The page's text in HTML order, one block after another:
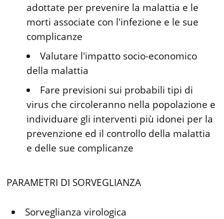
adottate per prevenire la malattia e le
morti associate con l'infezione e le sue
complicanze
Valutare l'impatto socio-economico
della malattia
Fare previsioni sui probabili tipi di
virus che circoleranno nella popolazione e
individuare gli interventi più idonei per la
prevenzione ed il controllo della malattia
e delle sue complicanze
PARAMETRI DI SORVEGLIANZA
Sorveglianza virologica